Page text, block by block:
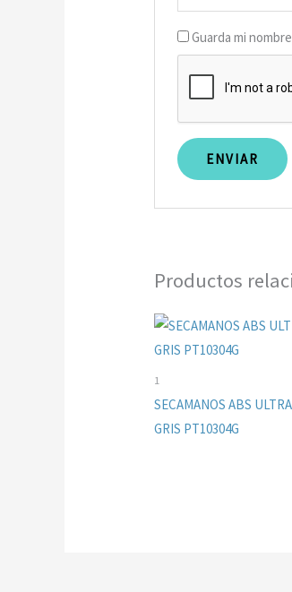
Guarda mi
Productos
1
SECAMANOS ABS
GRIS PT10304G